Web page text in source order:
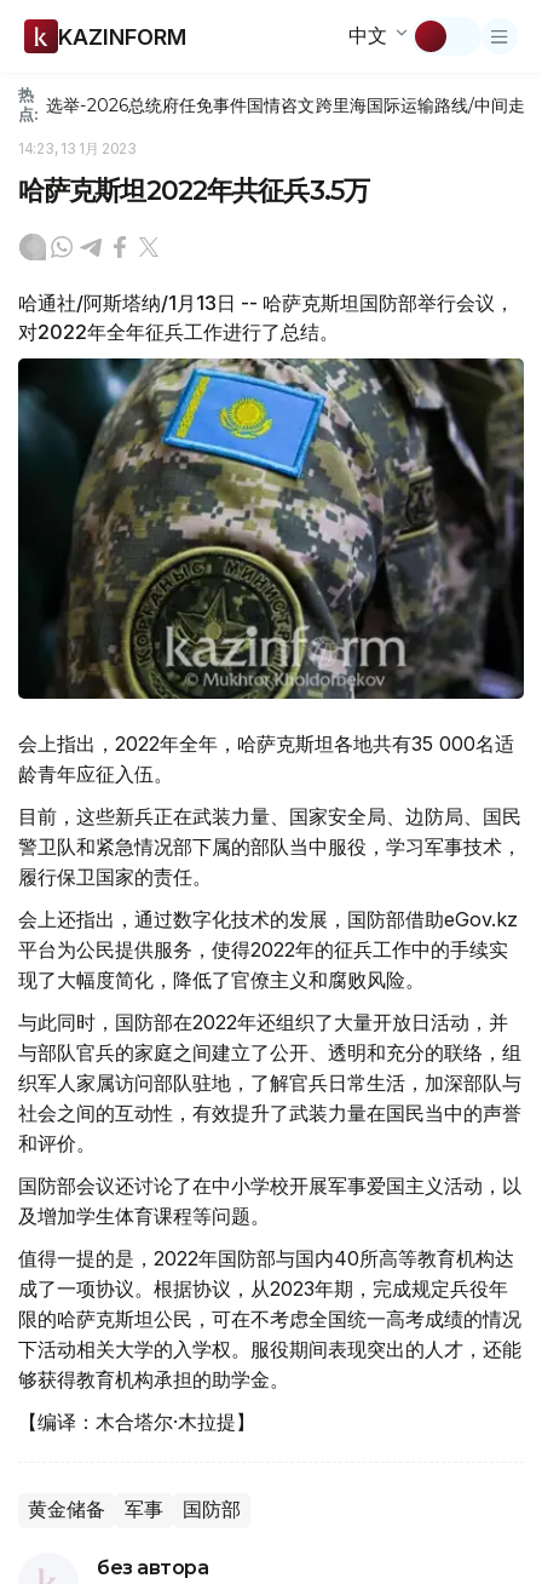
KAZINFORM 中文
热
点: 选举-2026总统府任免事件国情咨文跨里海国际运输路线/中间走廊
14:23, 13 1月 2023
哈萨克斯坦2022年共征兵3.5万
哈通社/阿斯塔纳/1月13日 -- 哈萨克斯坦国防部举行会议，
对2022年全年征兵工作进行了总结。
会上指出，2022年全年，哈萨克斯坦各地共有35 000名适
龄青年应征入伍。
目前，这些新兵正在武装力量、国家安全局、边防局、国民
警卫队和紧急情况部下属的部队当中服役，学习军事技术，
履行保卫国家的责任。
会上还指出，通过数字化技术的发展，国防部借助eGov.kz
平台为公民提供服务，使得2022年的征兵工作中的手续实
现了大幅度简化，降低了官僚主义和腐败风险。
与此同时，国防部在2022年还组织了大量开放日活动，并
与部队官兵的家庭之间建立了公开、透明和充分的联络，组
织军人家属访问部队驻地，了解官兵日常生活，加深部队与
社会之间的互动性，有效提升了武装力量在国民当中的声誉
和评价。
国防部会议还讨论了在中小学校开展军事爱国主义活动，以
及增加学生体育课程等问题。
值得一提的是，2022年国防部与国内40所高等教育机构达
成了一项协议。根据协议，从2023年期，完成规定兵役年
限的哈萨克斯坦公民，可在不考虑全国统一高考成绩的情况
下活动相关大学的入学权。服役期间表现突出的人才，还能
够获得教育机构承担的助学金。
【编译：木合塔尔·木拉提】
黄金储备 军事 国防部
без автора